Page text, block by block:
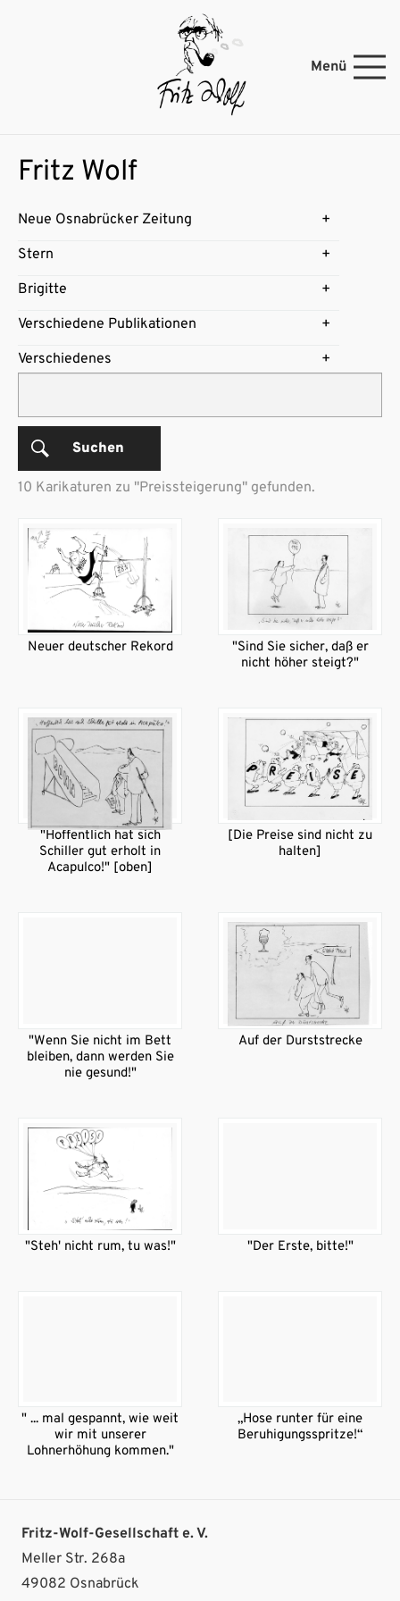
Menü
Fritz Wolf
Neue Osnabrücker Zeitung
Stern
Brigitte
Verschiedene Publikationen
Verschiedenes
Suchen
10 Karikaturen zu "Preissteigerung" gefunden.
Neuer deutscher Rekord
"Sind Sie sicher, daß er
nicht höher steigt?"
"Hoffentlich hat sich
Schiller gut erholt in
Acapulco!" [oben]
[Die Preise sind nicht zu
halten]
"Wenn Sie nicht im Bett
bleiben, dann werden Sie
nie gesund!"
Auf der Durststrecke
"Steh' nicht rum, tu was!" "Der Erste, bitte!"
" ... mal gespannt, wie weit
wir mit unserer
Lohnerhöhung kommen."
„Hose runter für eine
Beruhigungsspritze!“
Fritz-Wolf-Gesellschaft e. V.
Meller Str. 268a
49082 Osnabrück